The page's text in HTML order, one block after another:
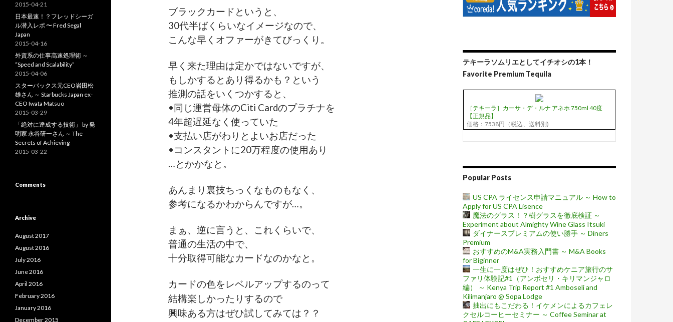
ブラックカードというと、
30代半ばくらいなイメージなので、
こんな早くオファーがきてびっくり。
早く来た理由は定かではないですが、
もしかするとあり得るかも？という
推測の話をいくつかすると、
•同じ運営母体のCiti Cardのプラチナを
4年超遅延なく使っていた
•支払い店がわりとよいお店だった
•コンスタントに20万程度の使用あり
…とかかなと。
あんまり裏技ちっくなものもなく、
参考になるかわからんですが…。
まぁ、逆に言うと、これくらいで、
普通の生活の中で、
十分取得可能なカードなのかなと。
カードの色をレベルアップするのって
結構楽しかったりするので
興味ある方はぜひ試してみては？？
テキーラソムリエとしてイチオシの1本！
Favorite Premium Tequila
［テキーラ］カーサ・デ・ルナ アネホ 750ml 40度
【正規品】
価格：7538円（税込、送料別)
Popular Posts
US CPA ライセンス申請マニュアル ～ How to
Apply for US CPA Lisence
魔法のグラス！？樹グラスを徹底検証 ～
Experiment about Almighty Wine Glass Itsuki
ダイナースプレミアムの使い勝手 ～ Diners
Premium
おすすめのM&A実務入門書 ～ M&A Books
for Biginner
一生に一度はぜひ！おすすめケニア旅行のサ
ファリ体験記#1（アンボセリ・キリマンジャロ
編） ～ Kenya Trip Report #1 Amboseli and
Kilimanjaro @ Sopa Lodge
抽出にもこだわる！イケメンによるカフェレ
クセルコーヒーセミナー ～ Coffee Seminar at
2015-04-21
日本最速！？フレッドシーガ
ル潜入レポ 〜 Fred Segal
Japan
2015-04-16
外資系の仕事高速処理術 ～
“Speed and Scalability”
2015-04-06
スターバックス元CEO岩田松
雄さん ～ Starbucks Japan ex-
CEO Iwata Matsuo
2015-03-29
「絶対に達成する技術」 by 発
明家 永谷研一さん ～ The
Secrets of Achieving
2015-03-22
Comments
Archive
August 2017
August 2016
July 2016
June 2016
April 2016
February 2016
January 2016
December 2015